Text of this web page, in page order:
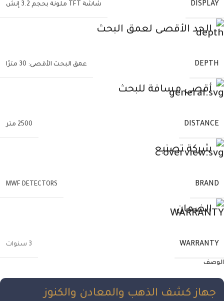
DISPLAY شاشة TFT ملونة بحجم 3.2 إنش
الحد الأقصى لعمق البحث
DEPTH عمق البحث الأقصى: 30 مترًا
أقصى مسافة للبحث
DISTANCE 2500 متر
شركة تصنيع
BRAND
MWF DETECTORS
الضمان
WARRANTY 3 سنوات
الوصف
جهاز كشف الذهب والمعادن والكنوز